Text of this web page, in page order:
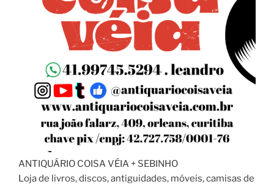
ANTIQUÁRIO COISA VÉIA + SEBINHO
Loja de livros, discos, antiguidades, móveis, camisas de